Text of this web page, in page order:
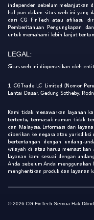
independen sebelum melanjutkan
hal pun dalam situs web ini yang
dari CG FinTech atau afiliasi,
Pemberitahuan Pengungkapan
untuk memahami lebih lanjut
LEGAL:
Situs web ini dioperasikan oleh
1. CGTrade LC Limited (Nomor
Lantai Dasar, Gedung Sotheby,
Kami tidak menawarkan layanan
tertentu, termasuk namun tidak
dan Malaysia. Informasi dan
diberikan ke negara atau
bertentangan dengan undang-
wilayah di atas harus memastikan
layanan kami sesuai dengan
Anda sebelum Anda
menghentikan produk dan layanan
© 2026 CG FinTech Semua Hak